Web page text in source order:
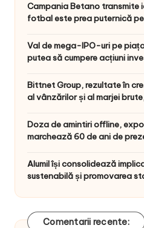
Campania Betano transmite
fotbal este prea puternică
Val de mega-IPO-uri pe
putea să cumpere acțiuni
Bittnet Group, rezultate în
al vânzărilor și al marjei
Doza de amintiri offline,
marchează 60 de ani de
Alumil își consolidează
sustenabilă și promovarea
Comentarii recente: